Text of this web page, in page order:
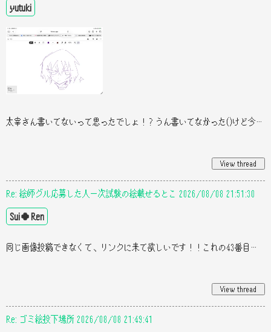
yutuki
太宰さん書いてないって思ったでしょ！？うん書いてなかった()けど今描いたからそれはもうかこの話よ！？(？)
Re: 絵師グル応募した人一次試験の絵載せるとこ 2026/08/08 21:51:30
Sui🍀Ren
同じ画像投稿できなくて、リンクに来て欲しいです！！これの43番目の投稿です！
Re: ゴミ絵投下場所 2026/08/08 21:49:41